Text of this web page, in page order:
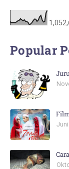
Popular